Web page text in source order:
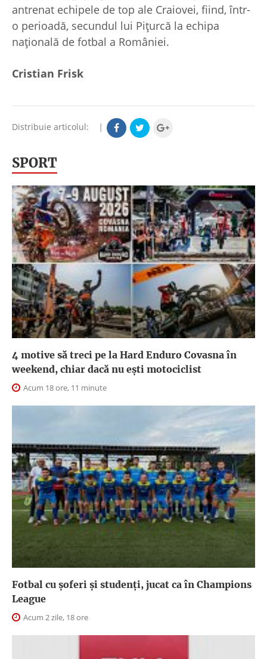
antrenat echipele de top ale Craiovei, fiind, într-
o perioadă, secundul lui Pițurcă la echipa
națională de fotbal a României.
Cristian Frisk
Distribuie articolul: |
SPORT
4 motive să treci pe la Hard Enduro Covasna în
weekend, chiar dacă nu ești motociclist
Acum 18 ore, 11 minute
Fotbal cu șoferi și studenți, jucat ca în Champions
League
Acum 2 zile, 18 ore